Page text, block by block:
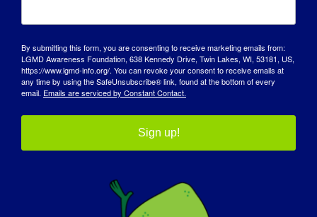
DZIEŃ ŚWIADOMOŚCI
By submitting this form, you are consenting to receive marketing emails from:
LGMD Awareness Foundation, 638 Kennedy Drive, Twin Lakes, WI, 53181, US,
https://www.lgmd-info.org/. You can revoke your consent to receive emails at
any time by using the SafeUnsubscribe® link, found at the bottom of every
email. Emails are serviced by Constant Contact.
Sign up!